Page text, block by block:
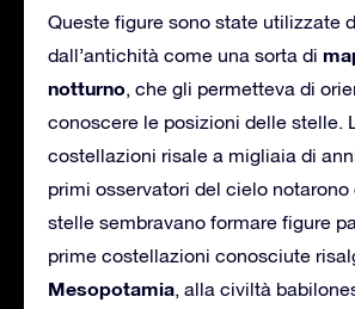
Queste figure sono state utilizzate
dall’antichità come una sorta di
notturno, che gli permetteva di
conoscere le posizioni delle stelle.
costellazioni risale a migliaia di
primi osservatori del cielo
stelle sembravano formare figure
prime costellazioni conosciute
Mesopotamia, alla civiltà